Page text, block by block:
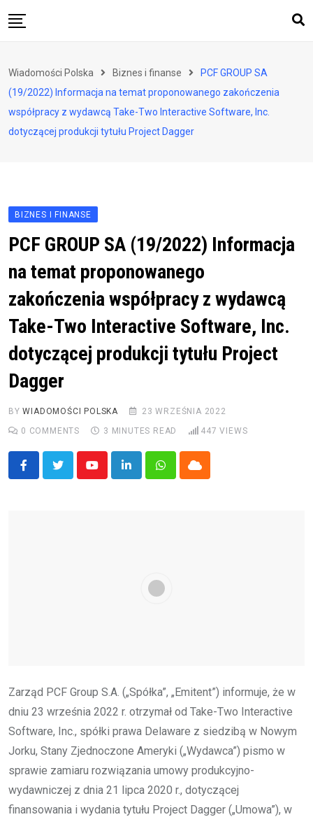
to
Zdrowie i styl życia
Polityka i społeczeństwo
Nauka i technologie
Wiadomości Polska Biznes i finanse
PCF GROUP SA
(19/2022) Informacja na temat proponowanego zakończenia
współpracy z wydawcą Take-Two Interactive Software, Inc.
dotyczącej produkcji tytułu Project Dagger
BIZNES I FINANSE
PCF GROUP SA (19/2022) Informacja
na temat proponowanego
zakończenia współpracy z wydawcą
Take-Two Interactive Software, Inc.
dotyczącej produkcji tytułu Project
Dagger
BYWIADOMOŚCI POLSKA
23 WRZEŚNIA 2022
0 COMMENTS 3 MINUTES READ 447 VIEWS
YoutubeLinkedInWhatsappCloud
Zarząd PCF Group S.A. („Spółka”, „Emitent”) informuje, że w
dniu 23 września 2022 r. otrzymał od Take-Two Interactive
Software, Inc., spółki prawa Delaware z siedzibą w Nowym
Jorku, Stany Zjednoczone Ameryki („Wydawca”) pismo w
sprawie zamiaru rozwiązania umowy produkcyjno-
wydawniczej z dnia 21 lipca 2020 r., dotyczącej
finansowania i wydania tytułu Project Dagger („Umowa”), w